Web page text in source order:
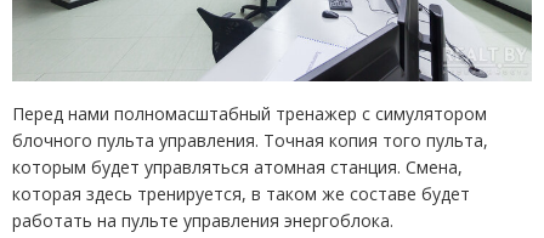
Перед нами полномасштабный тренажер с симулятором
блочного пульта управления. Точная копия того пульта,
которым будет управляться атомная станция. Смена,
которая здесь тренируется, в таком же составе будет
работать на пульте управления энергоблока.